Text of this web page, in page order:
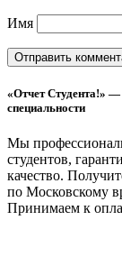
Имя
«Отчет Студента!» —
специальности
Мы
студентов,
качество.
по Московскому
Принимаем к